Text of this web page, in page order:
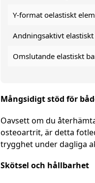
Y-format oelastiskt
Andningsaktivt
Omslutande elastiskt
Mångsidigt stöd för
Oavsett om du
osteoartrit, är detta
trygghet under dagliga
Skötsel och hållbarhet